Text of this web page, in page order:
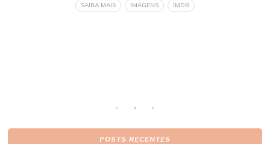
SAIBA MAIS IMAGENS IMDB
POSTS RECENTES